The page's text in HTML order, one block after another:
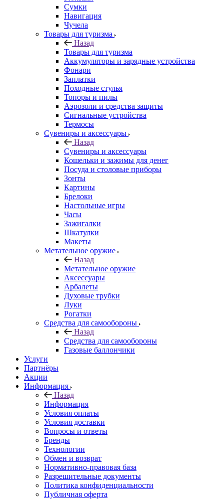
Сумки
Навигация
Чучела
Товары для туризма
Назад
Товары для туризма
Аккумуляторы и зарядные устройства
Фонари
Заплатки
Походные стулья
Топоры и пилы
Аэрозоли и средства защиты
Сигнальные устройства
Термосы
Сувениры и аксессуары
Назад
Сувениры и аксессуары
Кошельки и зажимы для денег
Посуда и столовые приборы
Зонты
Картины
Брелоки
Настольные игры
Часы
Зажигалки
Шкатулки
Макеты
Метательное оружие
Назад
Метательное оружие
Аксессуары
Арбалеты
Духовые трубки
Луки
Рогатки
Средства для самообороны
Назад
Средства для самообороны
Газовые баллончики
Услуги
Партнёры
Акции
Информация
Назад
Информация
Условия оплаты
Условия доставки
Вопросы и ответы
Бренды
Технологии
Обмен и возврат
Нормативно-правовая база
Разрешительные документы
Политика конфиденциальности
Публичная оферта